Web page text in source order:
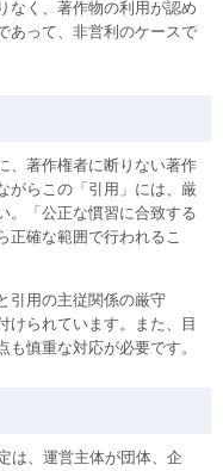
なく、著作物の利用が認め
あって、非営利のケースで
、著作権者に断りない著作
がらこの「引用」には、厳
。「公正な慣習に合致する
正確な範囲で行われるこ
引用の主従関係の厳守
けられています。また、目
慎重な対応が必要です。
は、運営主体が団体、企